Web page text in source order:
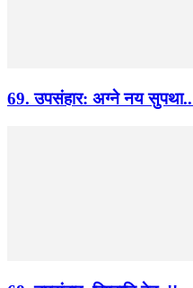
69. उपसंहार: अग्ने नय